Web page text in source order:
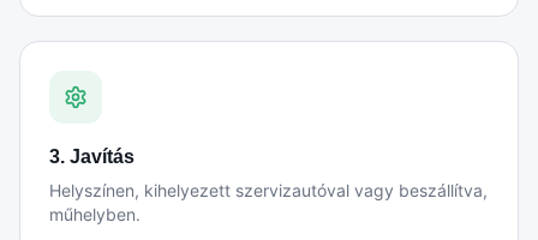
3. Javítás
Helyszínen, kihelyezett szervizautóval vagy beszállítva,
műhelyben.